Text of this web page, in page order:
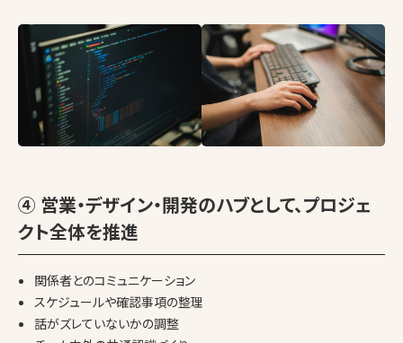
④ 営業・デザイン・開発のハブとして、プロジェ
クト全体を推進
関係者とのコミュニケーション
スケジュールや確認事項の整理
話がズレていないかの調整